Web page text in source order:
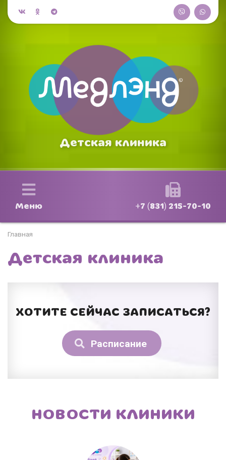
Детская клиника
Меню +7 (831) 215-70-10
Главная
Детская клиника
ХОТИТЕ СЕЙЧАС ЗАПИСАТЬСЯ?
Расписание
НОВОСТИ КЛИНИКИ